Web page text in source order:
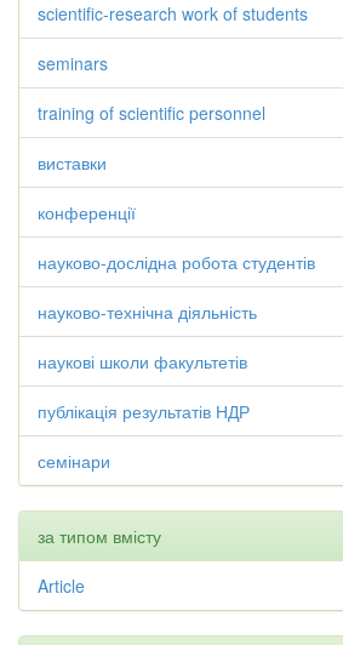
scientific-research work of students
seminars
training of scientific personnel
виставки
конференції
науково-дослідна робота студентів
науково-технічна діяльність
наукові школи факультетів
публікація результатів НДР
семінари
за типом вмісту
Article